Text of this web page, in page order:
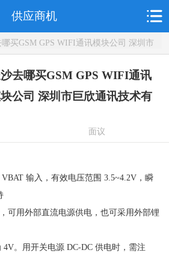
供应商机
买GSM GPS WIFI通讯模块公司 深圳市
去哪买GSM GPS WIFI通讯
公司 深圳市巨欣通讯技术有
面议
输入，有效电压范围 3.5~4.2V，瞬
可用外部直流电源供电，也可采用外部锂
。用开关电源 DC-DC 供电时，需注